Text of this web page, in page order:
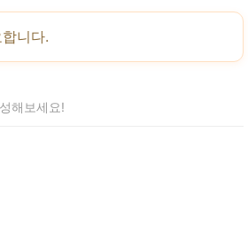
니다.
해보세요!